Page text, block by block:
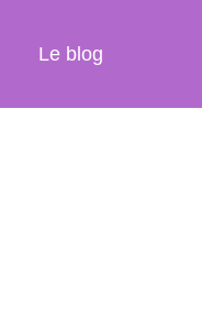
Le blog